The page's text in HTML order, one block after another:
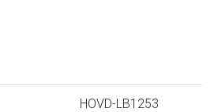
HOVD-LB1253